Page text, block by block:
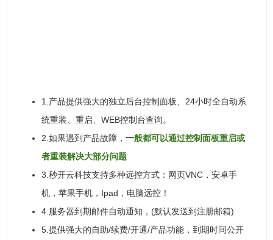
1.产品提供强大的独立后台控制面板、24小时全自动系
统重装、重启、WEB控制台查询。
2.如果遇到产品故障， 一般都可以通过控制面板重启或
者重装解决大部分问题
3.秒开云科技支持多种远控方式：网页VNC，安卓手
机，苹果手机，Ipad，电脑远控！
4.服务器到期邮件自动通知，(默认发送到注册邮箱)
5.提供强大的自助/续费/开通/产品功能，到期时间公开